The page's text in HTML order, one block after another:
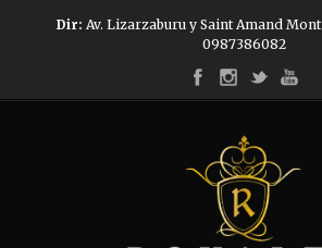
Dir: Av. Lizarzaburu y Saint Amand
0987386082